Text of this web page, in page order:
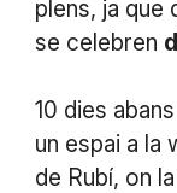
plens, ja que
se celebren
10 dies
un espai a la
de Rubí, on